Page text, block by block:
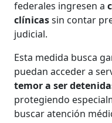
federales ingresen a
clínicassin contar
judicial.
Esta medida busca
puedan acceder a
temor a ser
protegiendo
buscar atención